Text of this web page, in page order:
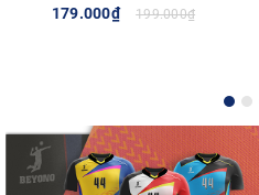
179.000₫
199.000₫